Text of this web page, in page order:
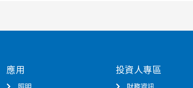
應用 投資人專區